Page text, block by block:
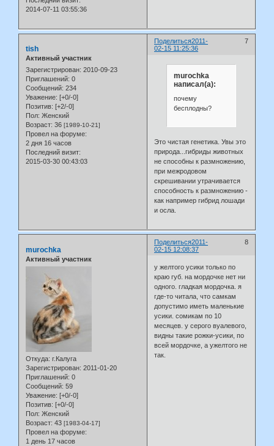
2014-07-11 03:55:36
Поделиться 7
2011-
02-15 11:25:36
tish
Активный участник
Зарегистрирован: 2010-09-23
Приглашений: 0
Сообщений: 234
Уважение: [+0/-0]
Позитив: [+2/-0]
Пол: Женский
Возраст: 36 [1989-10-21]
Провел на форуме:
2 дня 16 часов
Последний визит:
2015-03-30 00:43:03
murochka
написал(а):
почему
бесплодны?
Это чистая генетика. Увы это
природа...гибриды животных
не способны к размножению,
при межродовом
скрешивании утрачивается
способность к размножению -
как например гибрид лошади
и осла.
Поделиться 8
2011-
02-15 12:08:37
murochka
Активный участник
Откуда: г.Калуга
Зарегистрирован: 2011-01-20
Приглашений: 0
Сообщений: 59
Уважение: [+0/-0]
Позитив: [+0/-0]
Пол: Женский
Возраст: 43 [1983-04-17]
Провел на форуме:
1 день 17 часов
у желтого усики только по
краю губ. на мордочке нет ни
одного. гладкая мордочка. я
где-то читала, что самкам
допустимо иметь маленькие
усики. сомикам по 10
месяцев. у серого вуалевого,
видны такие рожки-усики, по
всей мордочке, а ужелтого не
так.